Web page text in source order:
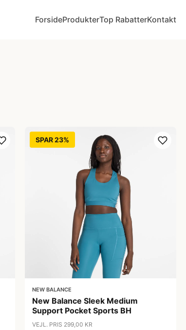
ForsideProdukterTop RabatterKontakt
SPAR 23%
NEW BALANCE
New Balance Sleek Medium
Support Pocket Sports BH
VEJL. PRIS 299,00 KR